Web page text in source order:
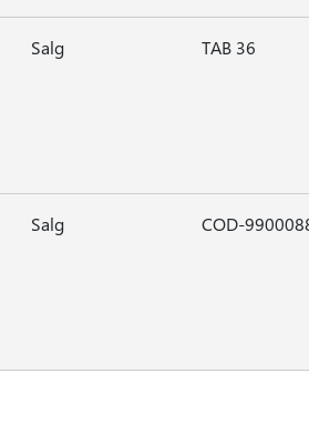
Salg TAB 36
Salg COD-